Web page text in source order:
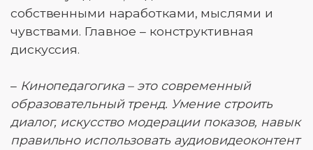
собственными наработками, мыслями и
чувствами. Главное – конструктивная
дискуссия.
– Кинопедагогика – это современный
образовательный тренд. Умение строить
диалог, искусство модерации показов, навык
правильно использовать аудиовидеоконтент